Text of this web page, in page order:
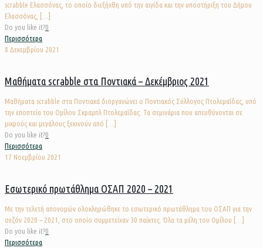
scrabble Ελασσόνας, το οποίο διεξήχθη υπό την αιγίδα και την υποστήριξη του Δήμου
Ελασσόνας,
Do you like it?0
Περισσότερα
8 Δεκεμβρίου 2021
Μαθήματα scrabble στα Ποντιακά – Δεκέμβριος 2021
Μαθήματα scrabble στα Ποντιακά διοργανώνει ο Ποντιακός Σύλλογος Πτολεμαΐδας, υπό
την εποπτεία του Ομίλου Σκραμπλ Πτολεμαΐδας. Τα σεμινάρια που απευθύνονται σε
μικρούς και μεγάλους ξεκινούν από
Do you like it?0
Περισσότερα
17 Νοεμβρίου 2021
Εσωτερικό πρωτάθλημα ΟΣΑΠ 2020 – 2021
Με την τελετή απονομών ολοκληρώθηκε το εσωτερικό πρωτάθλημα του ΟΣΑΠ για την
σεζόν 2020 – 2021, στο οποίο συμμετείχαν 30 παίκτες. Όλα τα μέλη του Ομίλου
Do you like it?0
Περισσότερα